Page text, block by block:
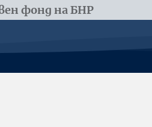
фонд на БНР